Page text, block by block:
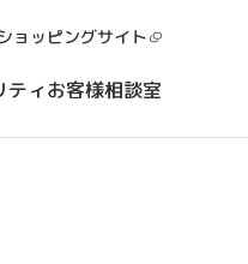
ョッピングサイト
ティお客様相談室